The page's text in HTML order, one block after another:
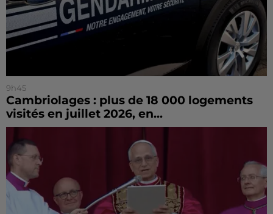
9h45
Cambriolages : plus de 18 000 logements
visités en juillet 2026, en...